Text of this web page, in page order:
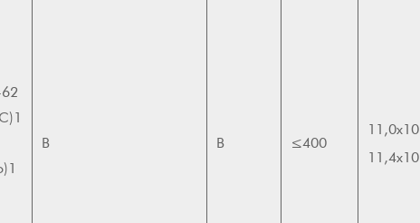
B B ≤400
11,0x10
11,4x10